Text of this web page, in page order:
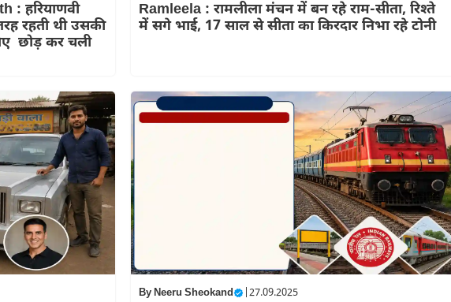
: हरियाणवी
रहती थी उसकी
छोड़ कर चली
Ramleela : रामलीला मंचन में बन रहे राम-सीता, रिश्ते
में सगे भाई, 17 साल से सीता का किरदार निभा रहे टोनी
ByNeeru Sheokand |27.09.2025